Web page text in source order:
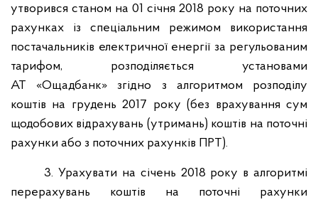
утворився станом на 01 січня 2018 року на поточних
рахунках із спеціальним режимом використання
постачальників електричної енергії за регульованим
тарифом, розподіляється установами
АТ «Ощадбанк» згідно з алгоритмом розподілу
коштів на грудень 2017 року (без врахування сум
щодобових відрахувань (утримань) коштів на поточні
рахунки або з поточних рахунків ПРТ).
3. Урахувати на січень 2018 року в алгоритмі
перерахувань коштів на поточні рахунки